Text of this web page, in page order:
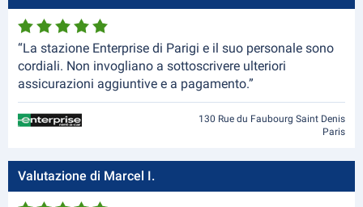
“La stazione Enterprise di Parigi e il suo personale sono
cordiali. Non invogliano a sottoscrivere ulteriori
assicurazioni aggiuntive e a pagamento.”
130 Rue du Faubourg Saint Denis
Paris
Valutazione di Marcel I.